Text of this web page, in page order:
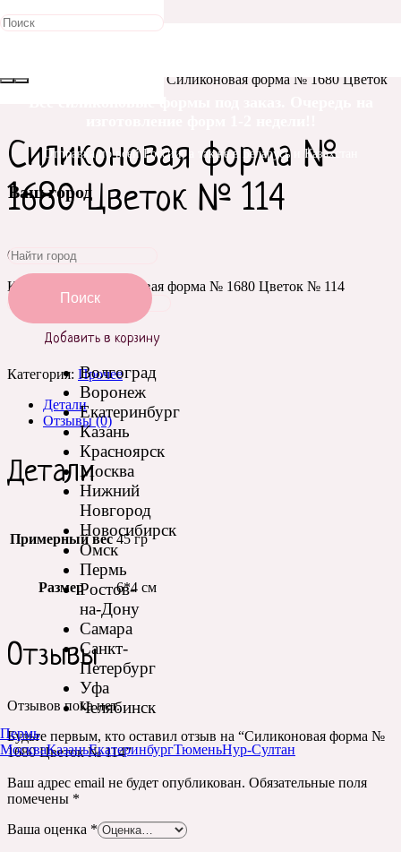
Отправка по всей России, а также в Беларусь и Казахстан
Ваш город
Поиск
Волгоград
Воронеж
Екатеринбург
Казань
Красноярск
Москва
Нижний
Новгород
Новосибирск
Омск
Пермь
Ростов-
на-Дону
Самара
Санкт-
Петербург
Уфа
Челябинск
Пермь
МоскваКазаньЕкатеринбургТюменьНур-Султан
формы
/ Силиконовая форма № 1680 Цветок
Силиконовая форма №
1680 Цветок № 114
660₽
Количество Силиконовая форма № 1680 Цветок № 114
Добавить в корзину
Категория: Прочее
Детали
Отзывы (0)
Детали
Примерный вес 45 гр
Размер 6*4 см
Отзывы
Отзывов пока нет.
Будьте первым, кто оставил отзыв на “Силиконовая форма №
1680 Цветок № 114”
Ваш адрес email не будет опубликован. Обязательные поля
помечены *
Ваша оценка *